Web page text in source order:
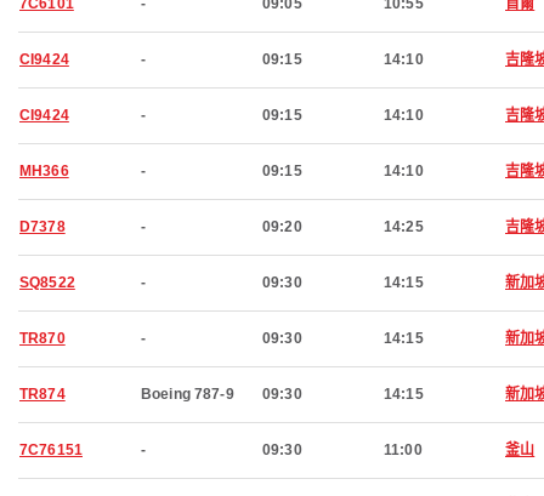
7C6101 - 09:05 10:55 首爾
CI9424 - 09:15 14:10 吉隆
CI9424 - 09:15 14:10 吉隆
MH366 - 09:15 14:10 吉隆
D7378 - 09:20 14:25 吉隆
SQ8522 - 09:30 14:15 新加
TR870 - 09:30 14:15 新加
TR874 Boeing 787-9 09:30 14:15 新加
7C76151 - 09:30 11:00 釜山